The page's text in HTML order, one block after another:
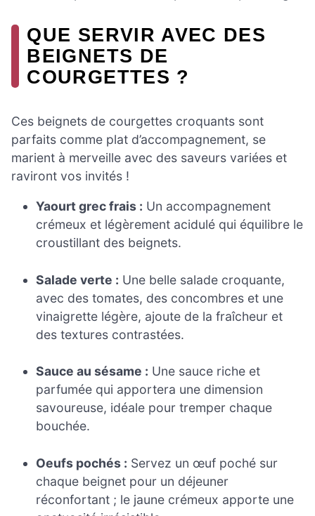
QUE SERVIR AVEC DES
BEIGNETS DE
COURGETTES ?
Ces beignets de courgettes croquants sont
parfaits comme plat d’accompagnement, se
marient à merveille avec des saveurs variées et
raviront vos invités !
Yaourt grec frais : Un accompagnement
crémeux et légèrement acidulé qui équilibre le
croustillant des beignets.
Salade verte : Une belle salade croquante,
avec des tomates, des concombres et une
vinaigrette légère, ajoute de la fraîcheur et
des textures contrastées.
Sauce au sésame : Une sauce riche et
parfumée qui apportera une dimension
savoureuse, idéale pour tremper chaque
bouchée.
Oeufs pochés : Servez un œuf poché sur
chaque beignet pour un déjeuner
réconfortant ; le jaune crémeux apporte une